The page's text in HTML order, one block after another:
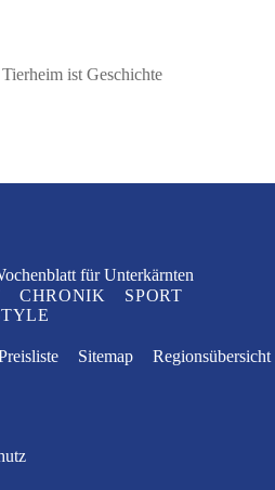
ist Geschichte
für Unterkärnten
CHRONIK
SPORT
Sitemap
Regionsübersicht